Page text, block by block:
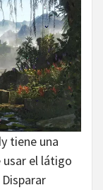
tiene una
el látigo